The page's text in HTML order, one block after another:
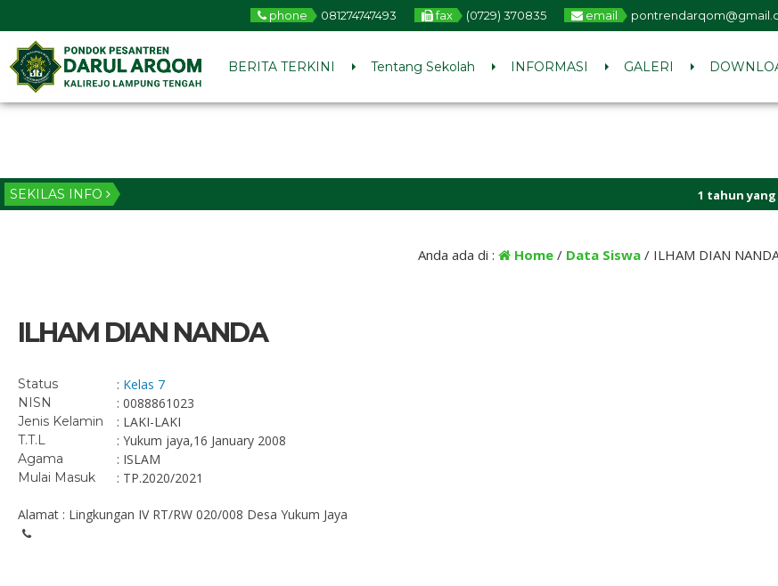
phone 081274747493 fax (0729) 370835 email
BERITA TERKINI Tentang Sekolah INFORMASI GALERI
SEKILAS INFO 1 tahun yang lalu/
Anda ada di : Home / Data Siswa / ILHAM DIAN
ILHAM DIAN NANDA
Status : Kelas 7
NISN : 0088861023
Jenis Kelamin : LAKI-LAKI
T.T.L : Yukum jaya,16 January 2008
Agama : ISLAM
Mulai Masuk : TP.2020/2021
Alamat : Lingkungan IV RT/RW 020/008 Desa Yukum Jaya